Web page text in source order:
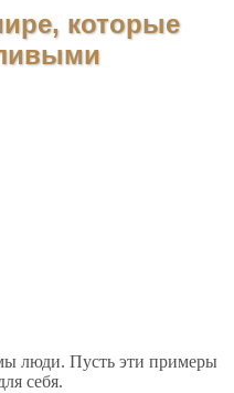
которые
люди. Пусть эти примеры
себя.